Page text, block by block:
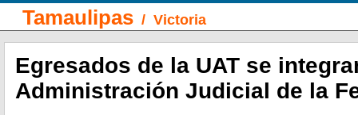
Tamaulipas / Victoria
Egresados de la UAT se
Administración Judicial de la